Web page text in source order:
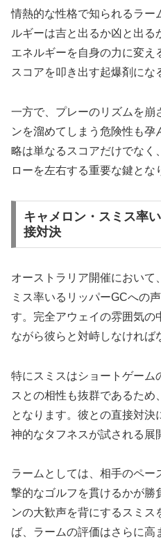
情熱的な性格で知られるラー
ルギーは吉と出るか凶と出
エネルギーを自身の力に変え
スコアを叩き出す起爆剤にな
一方で、プレーのリズムを崩
ンを溜めてしまう危険性も
略は単なるスコアだけでなく
ローを左右する重要な鍵とな
キャメロン・スミス率
接対決
オーストラリア開催において
ミス率いるリッパーGCへの
す。完全アウェイの雰囲気の
ながら彼らと対峙しなければ
特にスミスはショートゲーム
スとの相性も抜群であるた
となります。彼との直接対
神的なタフネスが試される展
ラームとしては、相手のペ
撃的なゴルフを貫けるかが勝
ンの大歓声を背にするスミ
ば、ラームの評価はさらに高